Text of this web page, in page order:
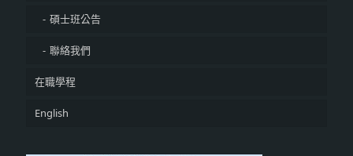
碩士班公告
聯絡我們
在職學程
English